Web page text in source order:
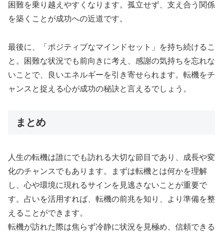
困難を乗り越えやすくなります。孤立せず、支え合う関係
を築くことが成功への近道です。
最後に、「ポジティブなマインドセット」を持ち続けるこ
と。困難な状況でも前向きに考え、感謝の気持ちを忘れな
いことで、良いエネルギーを引き寄せられます。転機をチ
ャンスと捉える心が成功の秘訣と言えるでしょう。
まとめ
人生の転機は誰にでも訪れる大切な節目であり、成長や変
化のチャンスでもあります。まずは転機とは何かを理解
し、心や環境に現れるサインを見逃さないことが重要で
す。占いを活用すれば、転機の前兆を知り、より準備を整
えることができます。
転機が訪れた際は焦らず冷静に状況を見極め、信頼できる